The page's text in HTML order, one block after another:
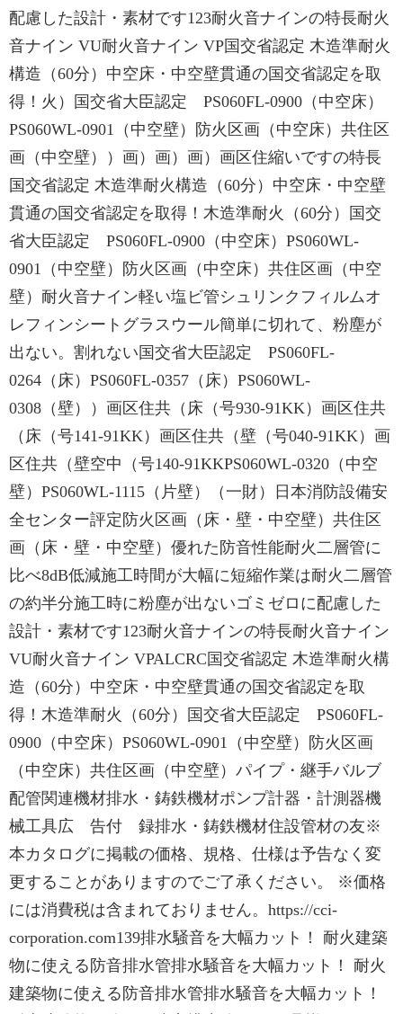
配慮した設計・素材です123耐火音ナインの特長耐火
音ナイン VU耐火音ナイン VP国交省認定 木造準耐火
構造（60分）中空床・中空壁貫通の国交省認定を取
得！火）国交省大臣認定 PS060FL-0900（中空床）
PS060WL-0901（中空壁）防火区画（中空床）共住区
画（中空壁））画）画）画）画区住縮いですの特長
国交省認定 木造準耐火構造（60分）中空床・中空壁
貫通の国交省認定を取得！木造準耐火（60分）国交
省大臣認定 PS060FL-0900（中空床）PS060WL-
0901（中空壁）防火区画（中空床）共住区画（中空
壁）耐火音ナイン軽い塩ビ管シュリンクフィルムオ
レフィンシートグラスウール簡単に切れて、粉塵が
出ない。割れない国交省大臣認定 PS060FL-
0264（床）PS060FL-0357（床）PS060WL-
0308（壁））画区住共（床（号930-91KK）画区住共
（床（号141-91KK）画区住共（壁（号040-91KK）画
区住共（壁空中（号140-91KKPS060WL-0320（中空
壁）PS060WL-1115（片壁）（一財）日本消防設備安
全センター評定防火区画（床・壁・中空壁）共住区
画（床・壁・中空壁）優れた防音性能耐火二層管に
比べ8dB低減施工時間が大幅に短縮作業は耐火二層管
の約半分施工時に粉塵が出ないゴミゼロに配慮した
設計・素材です123耐火音ナインの特長耐火音ナイン
VU耐火音ナイン VPALCRC国交省認定 木造準耐火構
造（60分）中空床・中空壁貫通の国交省認定を取
得！木造準耐火（60分）国交省大臣認定 PS060FL-
0900（中空床）PS060WL-0901（中空壁）防火区画
（中空床）共住区画（中空壁）パイプ・継手バルブ
配管関連機材排水・鋳鉄機材ポンプ計器・計測器機
械工具広 告付 録排水・鋳鉄機材住設管材の友※
本カタログに掲載の価格、規格、仕様は予告なく変
更することがありますのでご了承ください。 ※価格
には消費税は含まれておりません。https://cci-
corporation.com139排水騒音を大幅カット！ 耐火建築
物に使える防音排水管排水騒音を大幅カット！ 耐火
建築物に使える防音排水管排水騒音を大幅カット！